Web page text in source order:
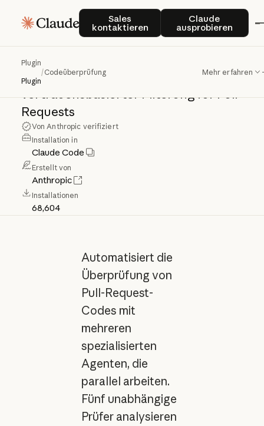
Sales
kontaktieren
Sales kontaktierenClaude
ausprobieren
Claude
Plugin
Plugin
/Codeüberprüfung Mehr erfahren
Codeüberprüfung
KI-Codeüberprüfung
spezialisierten
vertrauensbasierterFilterungfürPull-
Requests
Von Anthropic verifiziert
Installation in
Claude Code
Erstellt von
Anthropic
Installationen
68,604
Automatisiert die
Überprüfung von
Pull-Request-
Codes mit
mehreren
spezialisierten
Agenten, die
parallel arbeiten.
Fünf unabhängige
Prüfer analysieren